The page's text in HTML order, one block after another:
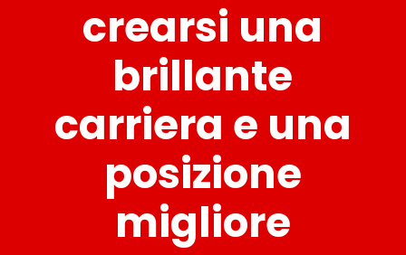
crearsi una
brillante
carriera e una
posizione
migliore